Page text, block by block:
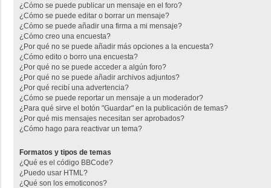
¿Cómo se puede publicar un mensaje en el foro?
¿Cómo se puede editar o borrar un mensaje?
¿Cómo se puede añadir una firma a mi mensaje?
¿Cómo creo una encuesta?
¿Por qué no se puede añadir más opciones a la encuesta?
¿Cómo edito o borro una encuesta?
¿Por qué no se puede acceder a algún foro?
¿Por qué no se puede añadir archivos adjuntos?
¿Por qué recibí una advertencia?
¿Cómo se puede reportar un mensaje a un moderador?
¿Para qué sirve el botón "Guardar" en la publicación de temas?
¿Por qué mis mensajes necesitan ser aprobados?
¿Cómo hago para reactivar un tema?
Formatos y tipos de temas
¿Qué es el código BBCode?
¿Puedo usar HTML?
¿Qué son los emoticonos?